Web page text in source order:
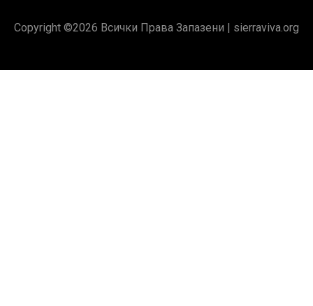
Copyright ©2026 Всички Права Запазени | sierraviva.org